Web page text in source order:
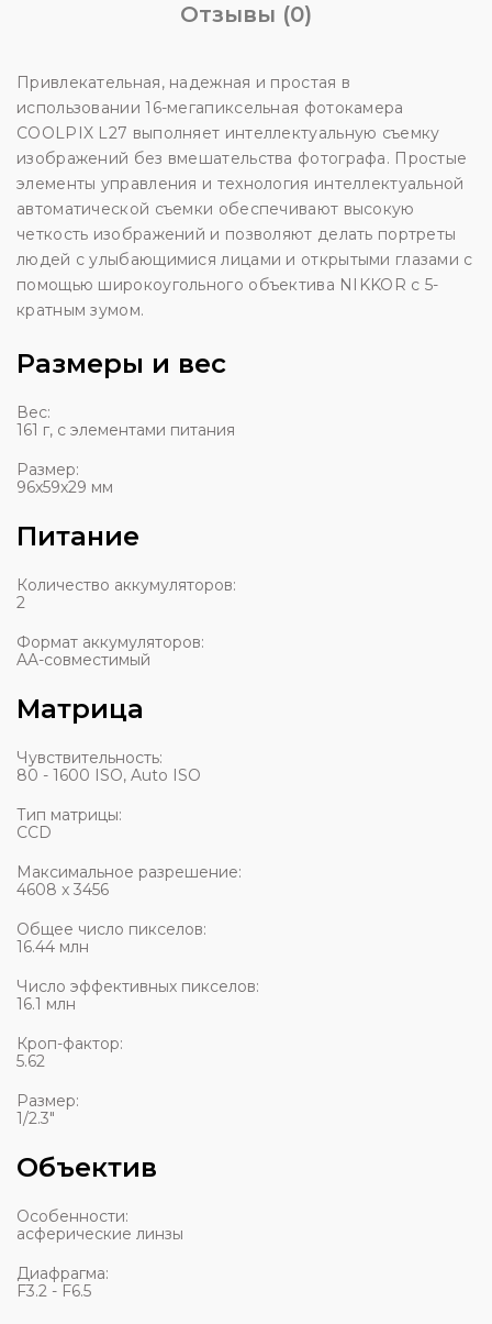
Отзывы (0)
Привлекательная, надежная и простая в
использовании 16-мегапиксельная фотокамера
COOLPIX L27 выполняет интеллектуальную съемку
изображений без вмешательства фотографа. Простые
элементы управления и технология интеллектуальной
автоматической съемки обеспечивают высокую
четкость изображений и позволяют делать портреты
людей с улыбающимися лицами и открытыми глазами с
помощью широкоугольного объектива NIKKOR с 5-
кратным зумом.
Размеры и вес
Вес:
161 г, с элементами питания
Размер:
96x59x29 мм
Питание
Количество аккумуляторов:
2
Формат аккумуляторов:
AA-совмеcтимый
Матрица
Чувствительность:
80 - 1600 ISO, Auto ISO
Тип матрицы:
СCD
Максимальное разрешение:
4608 x 3456
Общее число пикселов:
16.44 млн
Число эффективных пикселов:
16.1 млн
Кроп-фактор:
5.62
Размер:
1/2.3"
Объектив
Особенности:
асферические линзы
Диафрагма:
F3.2 - F6.5